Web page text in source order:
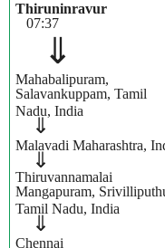
Thiruninravur
07:37
⇓
Mahabalipuram,
Salavankuppam, Tamil
Nadu, India
⇓
Malavadi Maharashtra,
⇓
Thiruvannamalai
Mangapuram,
Tamil Nadu, India
⇓
Chennai